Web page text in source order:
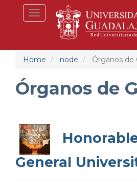
Toggle
navigation
Home node Órganos de
Órganos de
General